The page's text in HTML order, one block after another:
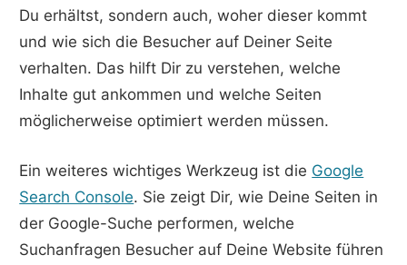
Du erhältst, sondern auch, woher dieser kommt
und wie sich die Besucher auf Deiner Seite
verhalten. Das hilft Dir zu verstehen, welche
Inhalte gut ankommen und welche Seiten
möglicherweise optimiert werden müssen.
Ein weiteres wichtiges Werkzeug ist die Google
Search Console. Sie zeigt Dir, wie Deine Seiten in
der Google-Suche performen, welche
Suchanfragen Besucher auf Deine Website führen